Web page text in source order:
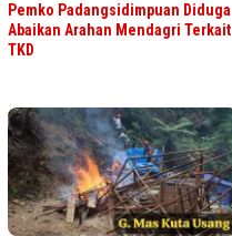
Pemko Padangsidimpuan Diduga
Abaikan Arahan Mendagri Terkait
TKD